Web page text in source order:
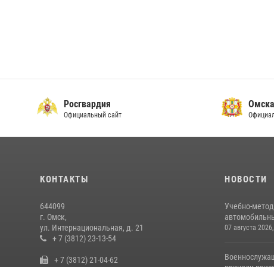
Росгвардия
Официальный сайт
КОНТАКТЫ
644099
г. Омск,
ул. Интернациональная, д. 21
+ 7 (3812) 23-13-54
+ 7 (3812) 21-04-62
НОВОСТИ
Учебно-
07 августа